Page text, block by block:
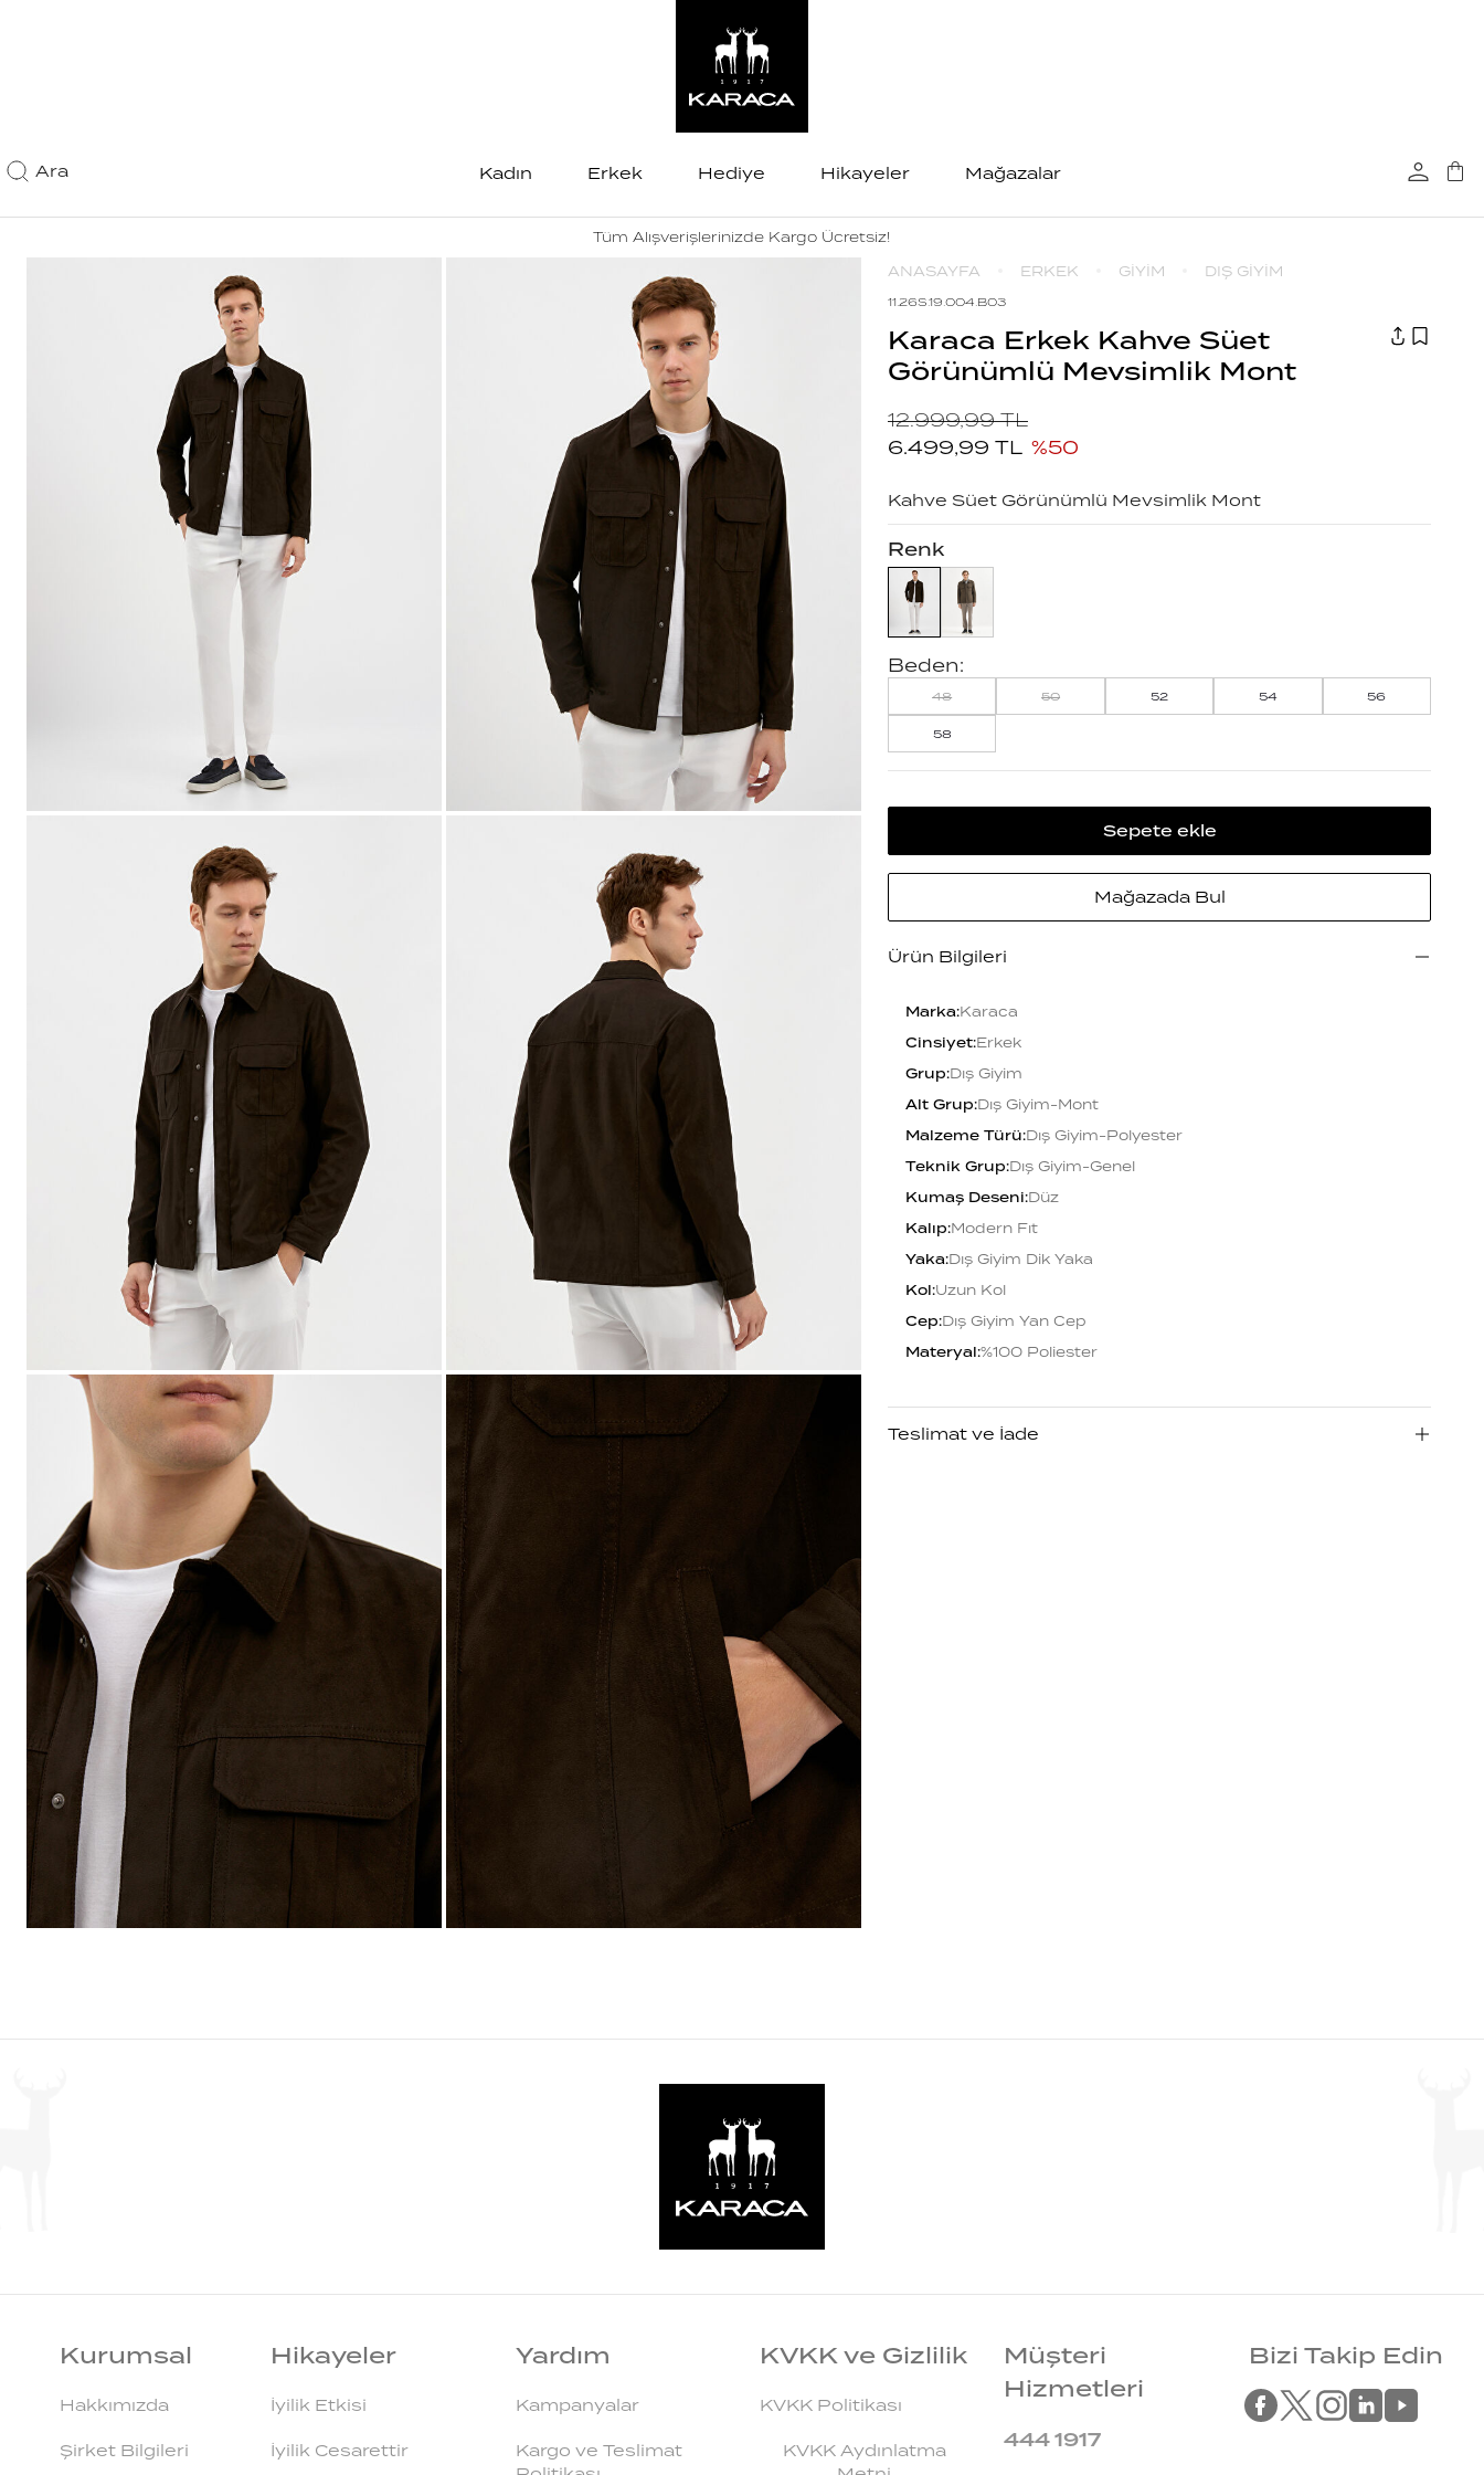
Ara Kadın Erkek Hediye Hikayeler Mağazalar
Tüm Alışverişlerinizde Kargo Ücretsiz!
ANASAYFA ERKEK GİYİM DIŞ GİYİM
11.26S.19.004.B03
Karaca Erkek Kahve Süet
Görünümlü Mevsimlik Mont
12.999,99 TL
6.499,99 TL %50
Kahve Süet Görünümlü Mevsimlik Mont
Renk
Beden:
48 50 52 54 56
58
Sepete ekle
Mağazada Bul
Ürün Bilgileri
Marka:Karaca
Cinsiyet:Erkek
Grup:Dış Giyim
Alt Grup:Dış Giyim-Mont
Malzeme Türü:Dış Giyim-Polyester
Teknik Grup:Dış Giyim-Genel
Kumaş Deseni:Düz
Kalıp:Modern Fıt
Yaka:Dış Giyim Dik Yaka
Kol:Uzun Kol
Cep:Dış Giyim Yan Cep
Materyal:%100 Poliester
Teslimat ve İade
Kurumsal
Hakkımızda
Şirket Bilgileri
Hikayeler
İyilik Etkisi
İyilik Cesarettir
Yardım
Kampanyalar
Kargo ve Teslimat
KVKK ve Gizlilik
KVKK Politikası
KVKK Aydınlatma
Müşteri
Hizmetleri
444 1917
Bizi Takip Edin